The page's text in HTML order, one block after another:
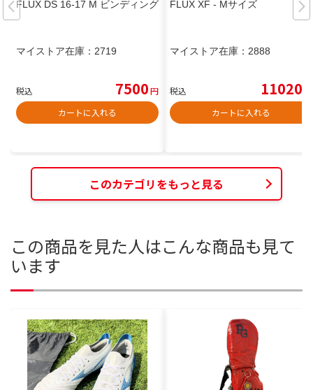
FLUX DS 16-17 M ビンディング
マイストア在庫： 2719
税込 7500円
カートに入れる
FLUX XF - Mサイズ
マイストア在庫： 2888
税込 11020
カートに入れる
このカテゴリをもっと見る
この商品を見た人はこんな商品も見て
います